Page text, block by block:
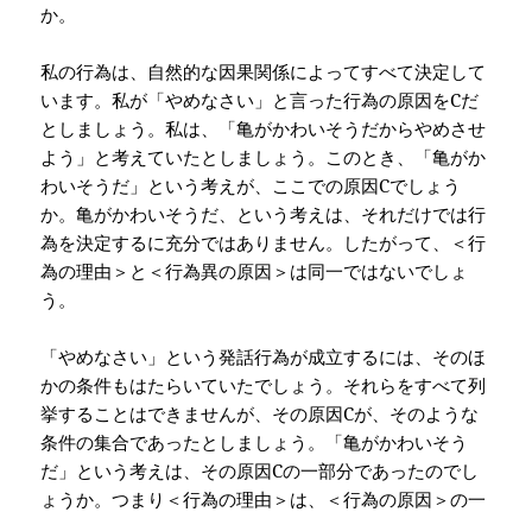
か。
私の行為は、自然的な因果関係によってすべて決定して
います。私が「やめなさい」と言った行為の原因をCだ
としましょう。私は、「亀がかわいそうだからやめさせ
よう」と考えていたとしましょう。このとき、「亀がか
わいそうだ」という考えが、ここでの原因Cでしょう
か。亀がかわいそうだ、という考えは、それだけでは行
為を決定するに充分ではありません。したがって、＜行
為の理由＞と＜行為異の原因＞は同一ではないでしょ
う。
「やめなさい」という発話行為が成立するには、そのほ
かの条件もはたらいていたでしょう。それらをすべて列
挙することはできませんが、その原因Cが、そのような
条件の集合であったとしましょう。「亀がかわいそう
だ」という考えは、その原因Cの一部分であったのでし
ょうか。つまり＜行為の理由＞は、＜行為の原因＞の一